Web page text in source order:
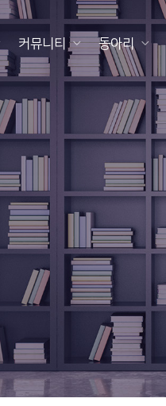
커뮤니티 동아리